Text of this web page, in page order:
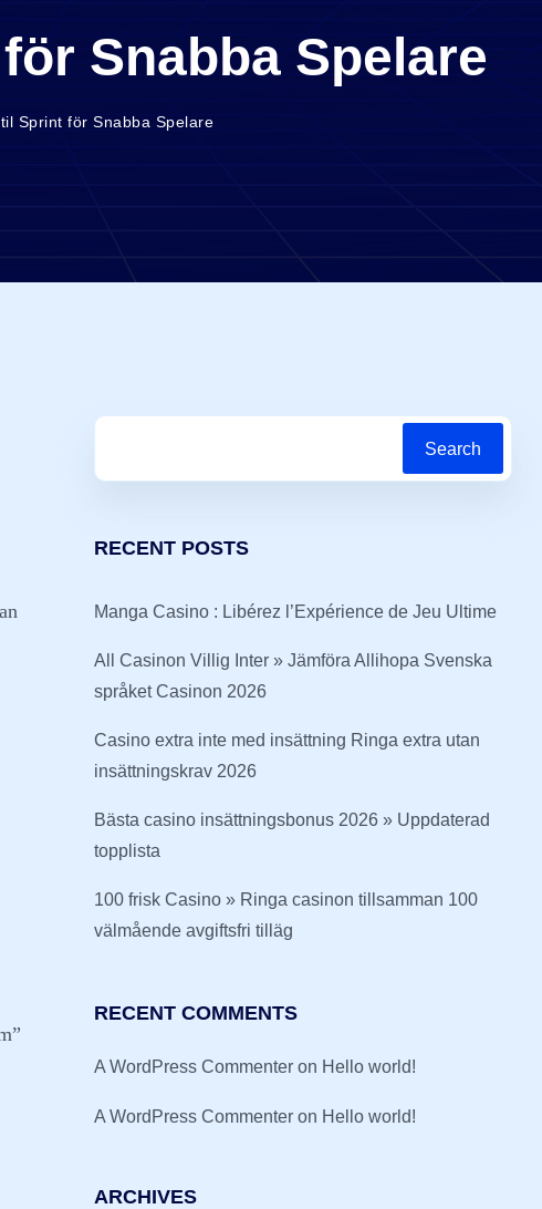
Snabba Spelare
Sprint för Snabba Spelare
Search
RECENT POSTS
Manga Casino : Libérez l’Expérience de Jeu Ultime
All Casinon Villig Inter » Jämföra Allihopa Svenska
språket Casinon 2026
Casino extra inte med insättning Ringa extra utan
insättningskrav 2026
Bästa casino insättningsbonus 2026 » Uppdaterad
topplista
100 frisk Casino » Ringa casinon tillsamman 100
välmående avgiftsfri tilläg
RECENT COMMENTS
A WordPress Commenter on Hello world!
A WordPress Commenter on Hello world!
ARCHIVES